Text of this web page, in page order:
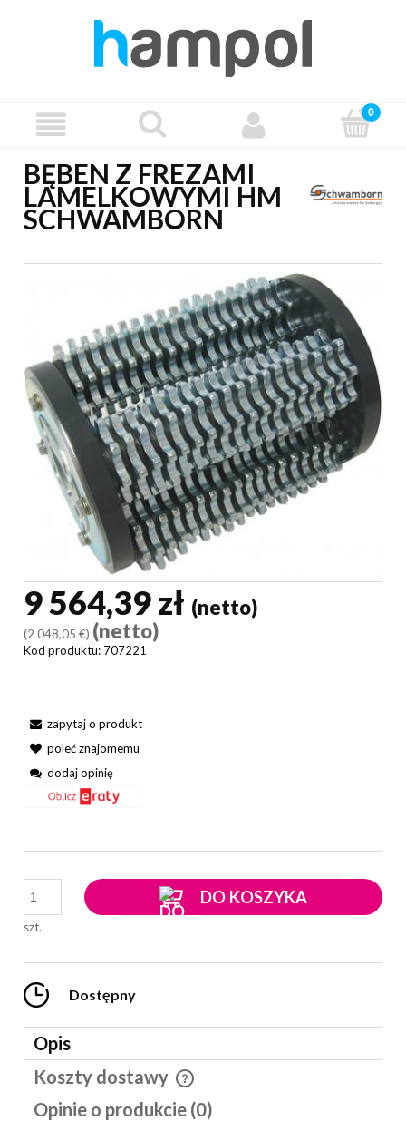
BĘBEN Z FREZAMI
LAMELKOWYMI HM
SCHWAMBORN
9 564,39 zł (netto)
(2 048,05 €) (netto)
Kod produktu: 707221
zapytaj o produkt
poleć znajomemu
dodaj opinię
szt.
DO KOSZYKA
Dostępny
Opis
Koszty dostawy
Cena nie zawiera ewentualnych kosztów płatności
Opinie o produkcie (0)